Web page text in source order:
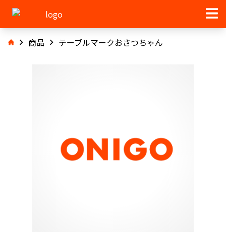
商品 テーブルマークおさつちゃん